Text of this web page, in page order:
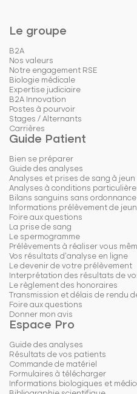
Guide Patient
Bien se préparer
Guide des analyses
Analyses et prises de sang à jeun
Analyses à conditions
Bilans sanguins sans ordonnance
Informations prélèvement de
Foire aux questions
La prise de sang
Le spermogramme
Prélèvements à réaliser vous
Vos résultats d'analyse en ligne
Le devenir de votre prélèvement
Interprétation des résultats de
Le règlement des honoraires
Transmission et délais de rendu
Foire aux questions
Donner mon avis
Espace Pro
Guide des analyses
Résultats de vos patients
Commande de matériel
Formulaires à télécharger
Informations biologiques et
Le groupe
B2A
Nos valeurs
Notre engagement RSE
Biologie médicale
Expertise judiciaire
B2A Innovation
Postes à pourvoir
Stages / Alternants
Carrières